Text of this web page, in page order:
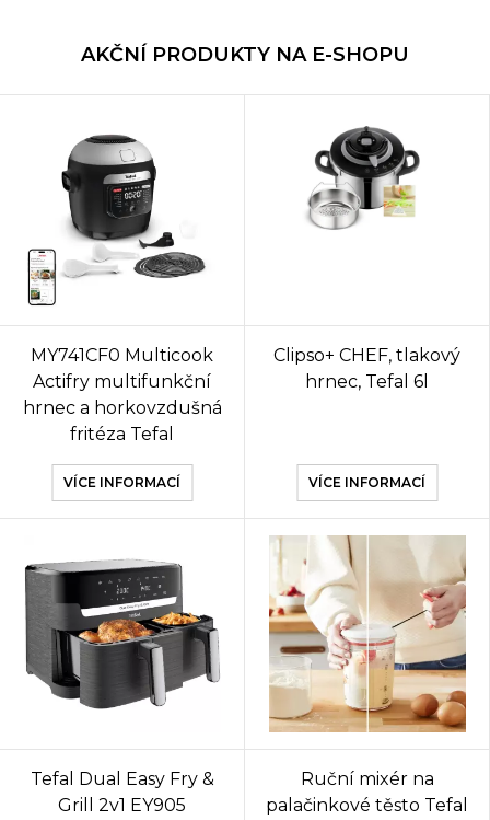
AKČNÍ PRODUKTY NA E-SHOPU
MY741CF0 Multicook
Actifry multifunkční
hrnec a horkovzdušná
fritéza Tefal
VÍCE INFORMACÍ
Clipso+ CHEF, tlakový
hrnec, Tefal 6l
VÍCE INFORMACÍ
Tefal Dual Easy Fry &
Grill 2v1 EY905
Ruční mixér na
palačinkové těsto Tefal